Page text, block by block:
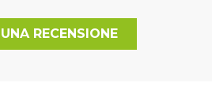
RECENSIONE